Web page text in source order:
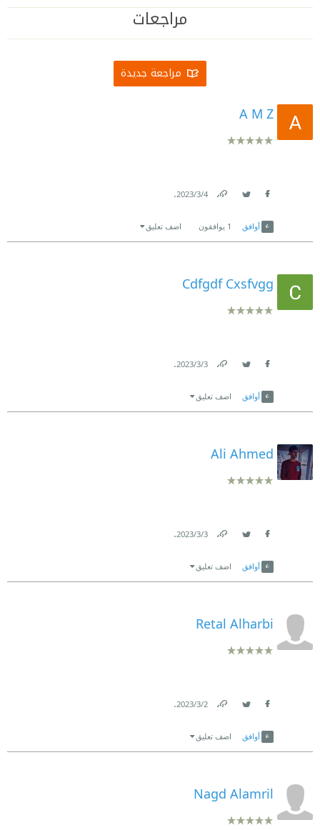
مراجعات
مراجعة جديدة
A M Z
4‏/3‏/2023
.
أوافق 1 يوافقون اضف تعليق
Cdfgdf Cxsfvgg
3‏/3‏/2023
.
أوافق اضف تعليق
Ali Ahmed
3‏/3‏/2023
.
أوافق اضف تعليق
Retal Alharbi
2‏/3‏/2023
.
أوافق اضف تعليق
Nagd Alamril